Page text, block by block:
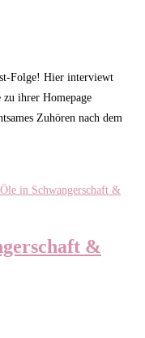
Folge! Hier interviewt
ihrer Homepage
Zuhören nach dem
&